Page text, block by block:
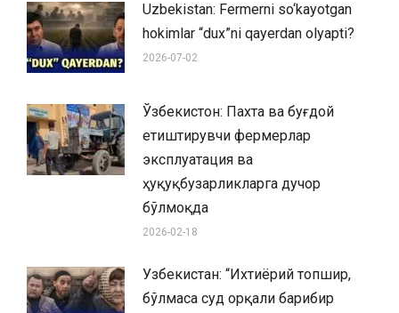
Uzbekistan: Fermerni so‘kayotgan
hokimlar “dux”ni qayerdan olyapti?
2026-07-02
Ўзбекистон: Пахта ва буғдой
етиштирувчи фермерлар
эксплуатация ва
ҳуқуқбузарликларга дучор
бўлмоқда
2026-02-18
Узбекистан: “Ихтиёрий топшир,
бўлмаса суд орқали барибир